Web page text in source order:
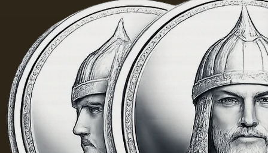
有的气
味和相
的味
道，由
于其中
含有的
外来杂
质而没
有透明
度。